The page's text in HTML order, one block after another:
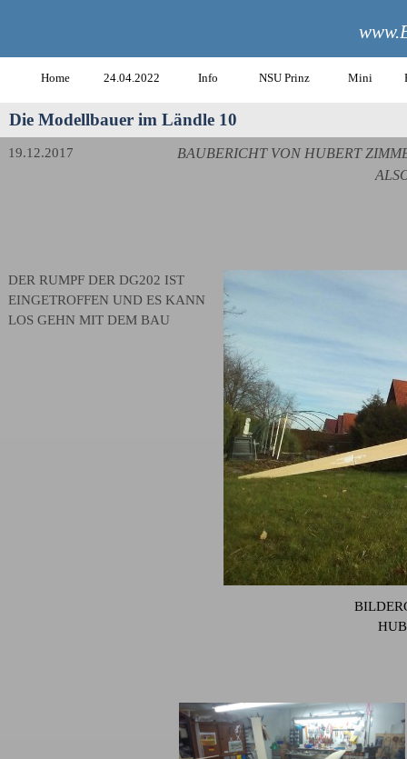
Home 24.04.2022 Info NSU Prinz Mini
Die Modellbauer im Ländle 10
19.12.2017
BAUBERICHT VON HUBERT
DER RUMPF DER DG202 IST
EINGETROFFEN UND ES KANN
LOS GEHN MIT DEM BAU